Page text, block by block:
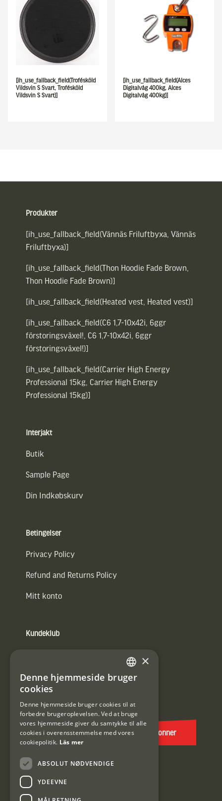
[ih_use_fallback_field(Trofésköld
Vildsvin S Svart, Trofésköld
Vildsvin S Svart)]
[ih_use_fallback_field(Alces
Digitalvåg 400kg, Alces
Digitalvåg 400kg)]
Produkter
[ih_use_fallback_field(Vännäs Friluftbyxa, Vännäs
Friluftbyxa)]
[ih_use_fallback_field(Thon Hoodie Fade Brown,
Thon Hoodie Fade Brown)]
[ih_use_fallback_field(Heated vest, Heated vest)]
[ih_use_fallback_field(C6 1,7-10x42i, 6ggr
förstoringsväxel!, C6 1,7-10x42i, 6ggr
förstoringsväxel!)]
[ih_use_fallback_field(Carrier High Energy
Professional 15kg, Carrier High Energy
Professional 15kg)]
Interjakt
Butik
Sample Page
Din Indkøbskurv
Betingelser
Privacy Policy
Refund and Returns Policy
Mitt konto
Kundeklub
E-
post
(Påkrævet)
Abonner
SWEDISH
×
Denne hjemmeside bruger
cookies
Denne hjemmeside bruger cookies til at
forbedre brugeroplevelsen. Ved at bruge
vores hjemmeside giver du samtykke til alle
cookies i overensstemmelse med vores
cookiepolitik. Läs mer
ABSOLUT NØDVENDIGE
YDEEVNE